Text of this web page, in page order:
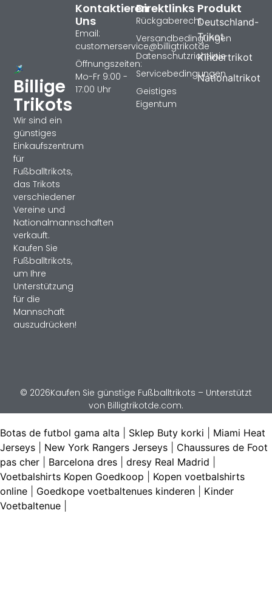
Billige
Trikots
Wir sind ein
günstiges
Einkaufszentrum
für
Fußballtrikots,
das Trikots
verschiedener
Vereine und
Nationalmannschaften
verkauft.
Kaufen Sie
Fußballtrikots,
um Ihre
Unterstützung
für die
Mannschaft
auszudrücken!
Produkt
Deutschland-
Trikot
Kindertrikot
Nationaltrikot
Direktlinks
Rückgaberecht
Versandbedingungen
Datenschutzrichtlinie
Servicebedingungen
Geistiges
Eigentum
Kontaktieren
Uns
Email:
customerservice@billigtrikotde
Öffnungszeiten:
Mo-Fr 9:00 -
17:00 Uhr
© 2026Kaufen Sie günstige Fußballtrikots – Unterstützt
von Billigtrikotde.com.
Botas de futbol gama alta Sklep Buty korki
Miami Heat
Jerseys
New York Rangers Jerseys
Chaussures de Foot
pas cher
Barcelona dres dresy Real Madrid
Voetbalshirts Kopen Goedkoop
Kopen voetbalshirts
online
Goedkope voetbaltenues kinderen
Kinder
Voetbaltenue